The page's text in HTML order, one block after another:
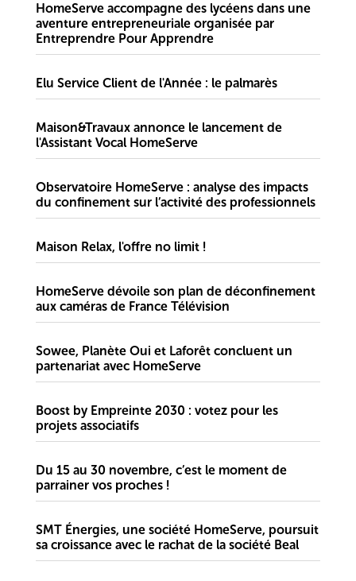
HomeServe accompagne des lycéens dans une
aventure entrepreneuriale organisée par
Entreprendre Pour Apprendre
Elu Service Client de l'Année : le palmarès
Maison&Travaux annonce le lancement de
l'Assistant Vocal HomeServe
Observatoire HomeServe : analyse des impacts
du confinement sur l’activité des professionnels
Maison Relax, l'offre no limit !
HomeServe dévoile son plan de déconfinement
aux caméras de France Télévision
Sowee, Planète Oui et Laforêt concluent un
partenariat avec HomeServe
Boost by Empreinte 2030 : votez pour les
projets associatifs
Du 15 au 30 novembre, c’est le moment de
parrainer vos proches !
SMT Énergies, une société HomeServe, poursuit
sa croissance avec le rachat de la société Beal